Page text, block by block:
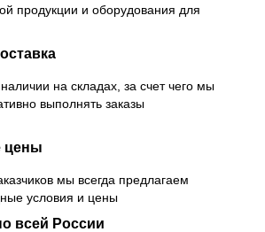
продукции и оборудования для
на складах, за счет чего мы
выполнять заказы
цены
мы всегда предлагаем
условия и цены
всей России